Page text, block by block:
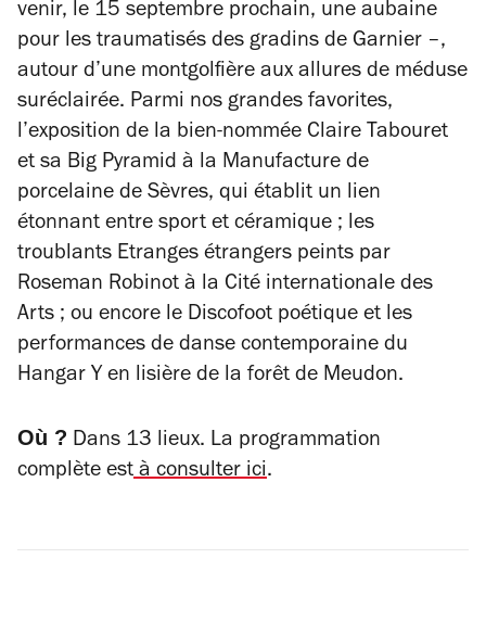
venir, le 15 septembre prochain, une aubaine
pour les traumatisés des gradins de Garnier –,
autour d’une montgolfière aux allures de méduse
suréclairée. Parmi nos grandes favorites,
l’exposition de la bien-nommée Claire Tabouret
et sa Big Pyramid à la Manufacture de
porcelaine de Sèvres, qui établit un lien
étonnant entre sport et céramique ; les
troublants Etranges étrangers peints par
Roseman Robinot à la Cité internationale des
Arts ; ou encore le Discofoot poétique et les
performances de danse contemporaine du
Hangar Y en lisière de la forêt de Meudon.
Où ? Dans 13 lieux. La programmation
complète est à consulter ici.